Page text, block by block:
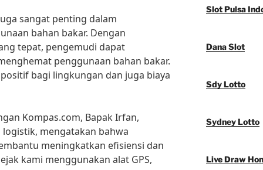
sangat penting dalam
bahan bakar. Dengan
tepat, pengemudi dapat
penggunaan bahan bakar.
bagi lingkungan dan juga biaya
Kompas.com, Bapak Irfan,
mengatakan bahwa
meningkatkan efisiensi dan
kami menggunakan alat GPS,
Slot Pulsa
Dana Slot
Sdy Lotto
Sydney Lotto
Live Draw